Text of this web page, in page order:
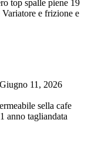
top spalle piene 19
e frizione e
Giugno 11, 2026
sella cafe
anno tagliandata